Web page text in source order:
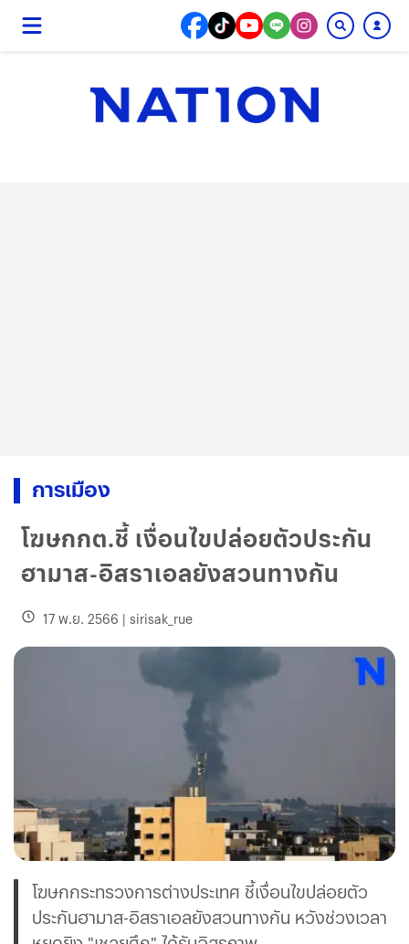
การเมือง
โฆษกกต.ชี้ เงื่อนไขปล่อยตัวประกัน
ฮามาส-อิสราเอลยังสวนทางกัน
17 พ.ย. 2566 | sirisak_rue
โฆษกกระทรวงการต่างประเทศ ชี้เงื่อนไขปล่อยตัว
ประกันฮามาส-อิสราเอลยังสวนทางกัน หวังช่วงเวลา